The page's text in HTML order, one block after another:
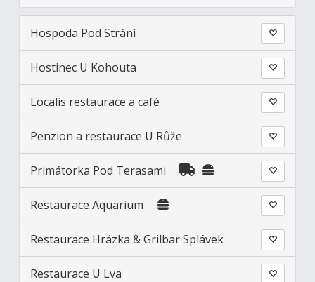
Hospoda Pod Strání
Hostinec U Kohouta
Localis restaurace a café
Penzion a restaurace U Růže
Primátorka Pod Terasami
Restaurace Aquarium
Restaurace Hrázka & Grilbar Splávek
Restaurace U Lva